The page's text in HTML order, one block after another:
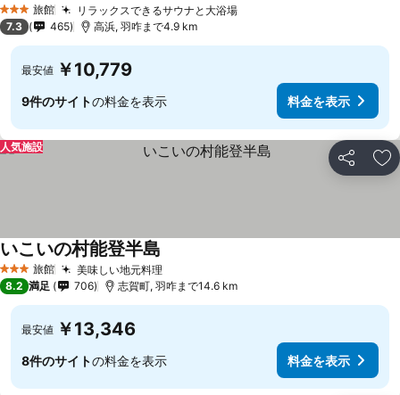
3 ホテルのランク
旅館
リラックスできるサウナと大浴場
7.3
465 高浜, 羽咋まで4.9 km
最安値 ￥10,779
9件のサイトの料金を表示 料金を表示
シェア お
人気施設
3 ホテルのランク
旅館 美味しい地元料理
いこいの村能登半島
8.2 満足 706 志賀町, 羽咋まで14.6 km
最安値 ￥13,346
8件のサイトの料金を表示 料金を表示